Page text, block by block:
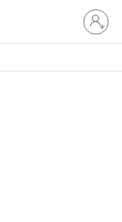
Iniciar
sessão
na